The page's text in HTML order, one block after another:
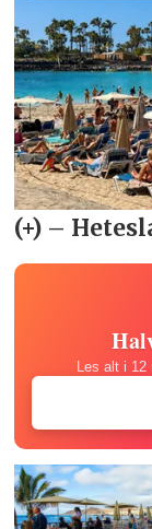
Les alt i 12